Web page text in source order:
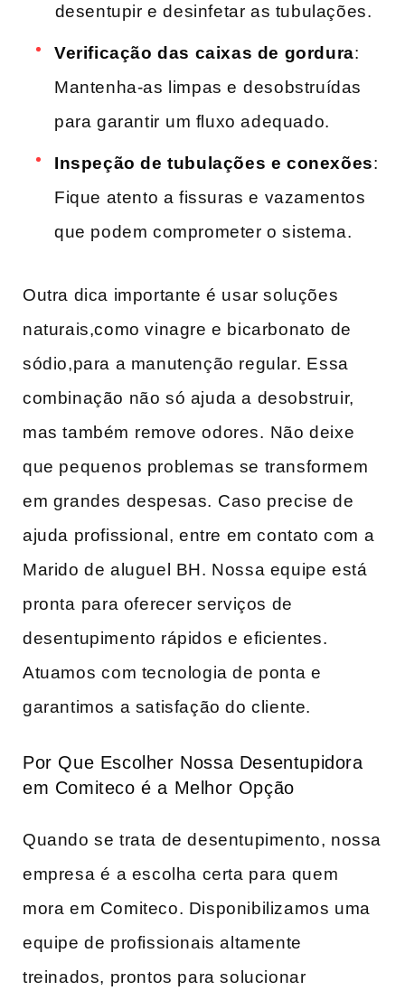
⁢desentupir e desinfetar ‍as tubulações.
Verificação das caixas de gordura:
Mantenha-as limpas e⁣ desobstruídas
para garantir⁤ um fluxo adequado.
Inspeção‌ de tubulações e ‌conexões:
Fique atento a fissuras e‍ vazamentos
que podem comprometer o‍ sistema.
Outra dica ‍importante é usar soluções
naturais,como vinagre e bicarbonato de
sódio,para a manutenção regular.⁤ Essa
combinação não só ajuda a desobstruir,
mas também⁢ remove odores.⁤ Não deixe
que pequenos problemas se transformem
em grandes despesas. ⁣Caso precise​ de
ajuda profissional, entre ​em contato com a
Marido de aluguel BH. Nossa equipe está
pronta⁤ para oferecer serviços de
desentupimento rápidos e eficientes.⁣
Atuamos⁣ com tecnologia de ponta e
garantimos‌ a ​satisfação do ​cliente.
Por Que Escolher Nossa Desentupidora
em Comiteco ‍é a Melhor Opção
Quando se trata de desentupimento, nossa
empresa⁣ é a escolha certa para⁣ quem
mora em Comiteco. Disponibilizamos uma
equipe de profissionais altamente
treinados, prontos para solucionar